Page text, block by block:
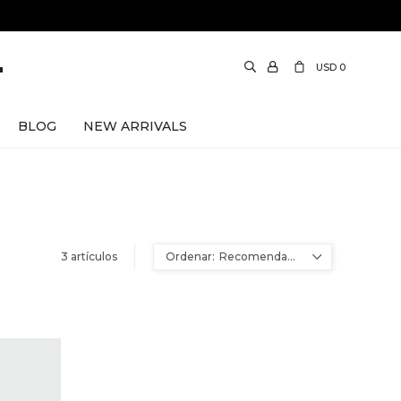
BLOG NEW ARRIVALS
USD 0
3 artículos Recomendados